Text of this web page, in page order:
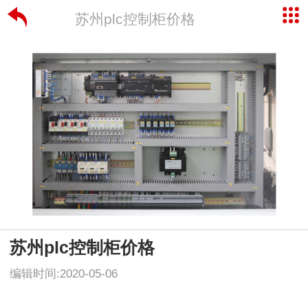
苏州plc控制柜价格
苏州plc控制柜价格
编辑时间:2020-05-06